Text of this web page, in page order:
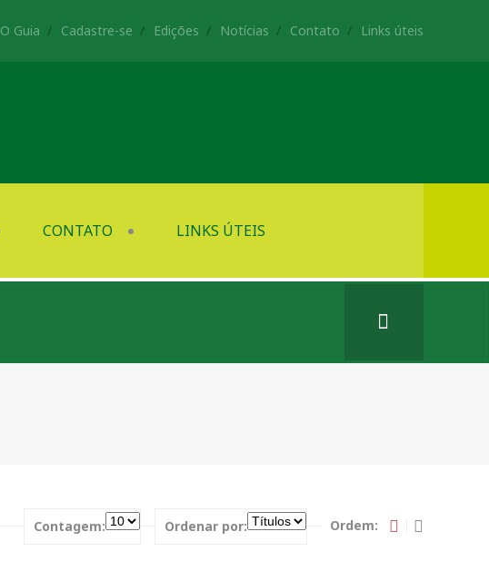
O Guia Cadastre-se Edições Notícias Contato Links úteis
CONTATO LINKS ÚTEIS
Contagem: Ordenar por: Ordem: